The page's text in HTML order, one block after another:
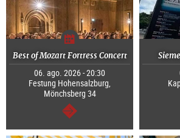
Best of Mozart Fortress Concert
06. ago. 2026 - 20:30
Festung Hohensalzburg,
Mönchsberg 34
segue